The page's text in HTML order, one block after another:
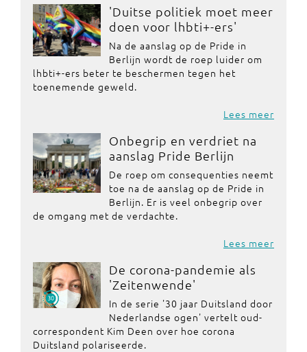
'Duitse politiek moet meer
doen voor lhbti+-ers'
Na de aanslag op de Pride in
Berlijn wordt de roep luider om
lhbti+-ers beter te beschermen tegen het
toenemende geweld.
Lees meer
Onbegrip en verdriet na
aanslag Pride Berlijn
De roep om consequenties neemt
toe na de aanslag op de Pride in
Berlijn. Er is veel onbegrip over
de omgang met de verdachte.
Lees meer
De corona-pandemie als
'Zeitenwende'
In de serie '30 jaar Duitsland door
Nederlandse ogen' vertelt oud-
correspondent Kim Deen over hoe corona
Duitsland polariseerde.